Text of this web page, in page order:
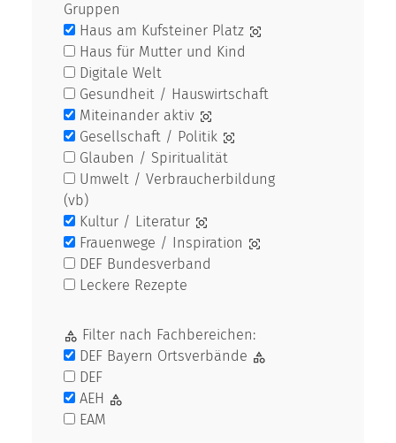
Gruppen
Haus am Kufsteiner Platz
Haus für Mutter und Kind
Digitale Welt
Gesundheit / Hauswirtschaft
Miteinander aktiv
Gesellschaft / Politik
Glauben / Spiritualität
Umwelt / Verbraucherbildung
(vb)
Kultur / Literatur
Frauenwege / Inspiration
DEF Bundesverband
Leckere Rezepte
Filter nach Fachbereichen:
DEF Bayern Ortsverbände
DEF
AEH
EAM